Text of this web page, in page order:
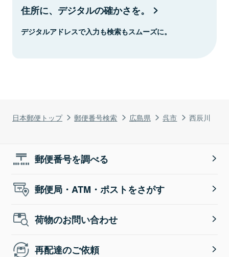
日本郵便トップ 郵便番号検索 広島県 呉市 西辰川
住所に、デジタルの確かさを。
デジタルアドレスで入力も検索もスムーズに。
郵便番号を調べる
郵便局・ATM・ポストをさがす
荷物のお問い合わせ
再配達のご依頼